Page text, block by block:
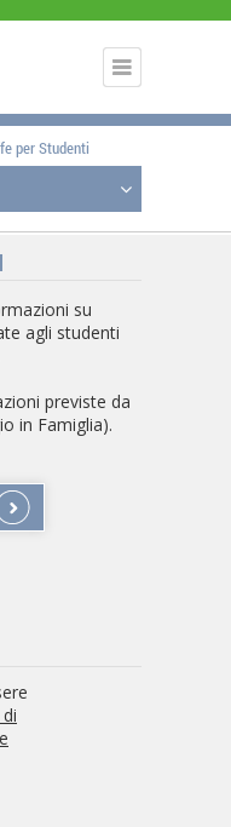
per Studenti
su
agli studenti
previste da
in Famiglia).